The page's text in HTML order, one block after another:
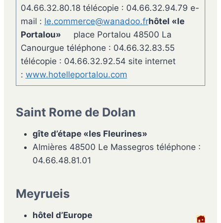
04.66.32.80.18 télécopie : 04.66.32.94.79 e-
mail : le.commerce@wanadoo.frhôtel «le
Portalou»
place Portalou 48500 La
Canourgue téléphone : 04.66.32.83.55
télécopie : 04.66.32.92.54 site internet
: www.hotelleportalou.com
Saint Rome de Dolan
gîte d’étape «les Fleurines»
Almières 48500 Le Massegros téléphone :
04.66.48.81.01
Meyrueis
hôtel d’Europe